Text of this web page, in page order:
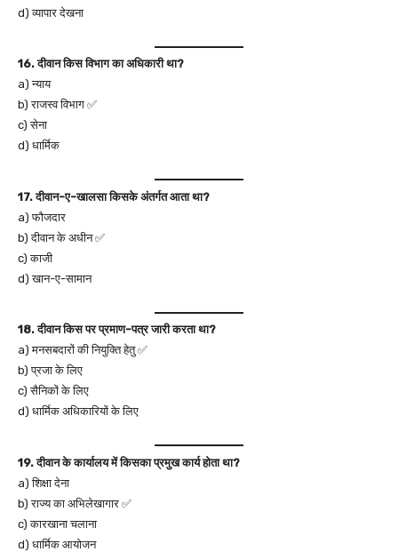
d) व्यापार देखना
16. दीवान किस विभाग का अधिकारी था?
a) न्याय
b) राजस्व विभाग ✅
c) सेना
d) धार्मिक
17. दीवान-ए-खालसा किसके अंतर्गत आता था?
a) फौजदार
b) दीवान के अधीन ✅
c) काजी
d) खान-ए-सामान
18. दीवान किस पर प्रमाण-पत्र जारी करता था?
a) मनसबदारों की नियुक्ति हेतु ✅
b) प्रजा के लिए
c) सैनिकों के लिए
d) धार्मिक अधिकारियों के लिए
19. दीवान के कार्यालय में किसका प्रमुख कार्य होता था?
a) शिक्षा देना
b) राज्य का अभिलेखागार ✅
c) कारखाना चलाना
d) धार्मिक आयोजन